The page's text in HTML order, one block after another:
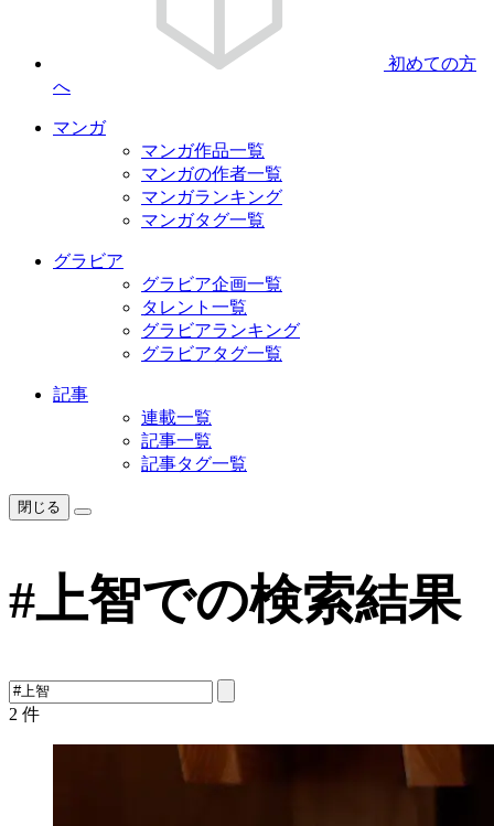
初めての方
へ
マンガ
マンガ作品一覧
マンガの作者一覧
マンガランキング
マンガタグ一覧
グラビア
グラビア企画一覧
タレント一覧
グラビアランキング
グラビアタグ一覧
記事
連載一覧
記事一覧
記事タグ一覧
閉じる
#上智での検索結果
2 件